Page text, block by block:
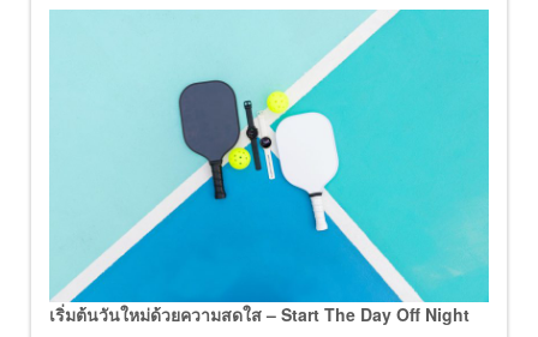
เริ่มต้นวันใหม่ด้วยความสดใส – Start The Day Off Night